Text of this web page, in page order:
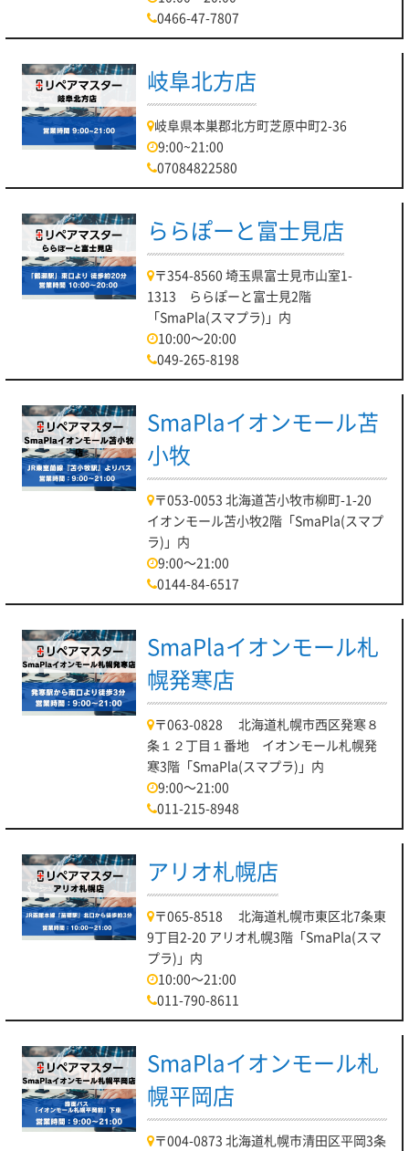
0466-47-7807
岐阜北方店
岐阜県本巣郡北方町芝原中町2-36
9:00~21:00
07084822580
ららぽーと富士見店
〒354-8560 埼玉県富士見市山室1-
1313 ららぽーと富士見2階
「SmaPla(スマプラ)」内
10:00～20:00
049-265-8198
SmaPlaイオンモール苫
小牧
〒053-0053 北海道苫小牧市柳町-1-20
イオンモール苫小牧2階「SmaPla(スマプ
ラ)」内
9:00～21:00
0144-84-6517
SmaPlaイオンモール札
幌発寒店
〒063-0828 北海道札幌市西区発寒８
条１２丁目１番地 イオンモール札幌発
寒3階「SmaPla(スマプラ)」内
9:00～21:00
011-215-8948
アリオ札幌店
〒065-8518 北海道札幌市東区北7条東
9丁目2-20 アリオ札幌3階「SmaPla(スマ
プラ)」内
10:00～21:00
011-790-8611
SmaPlaイオンモール札
幌平岡店
〒004-0873 北海道札幌市清田区平岡3条